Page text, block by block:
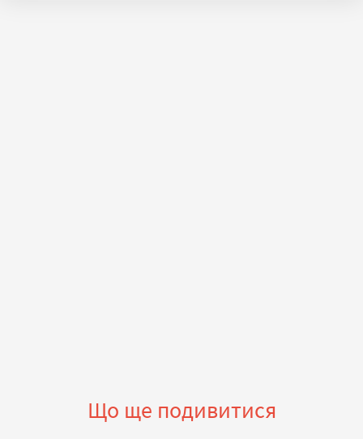
Що ще подивитися